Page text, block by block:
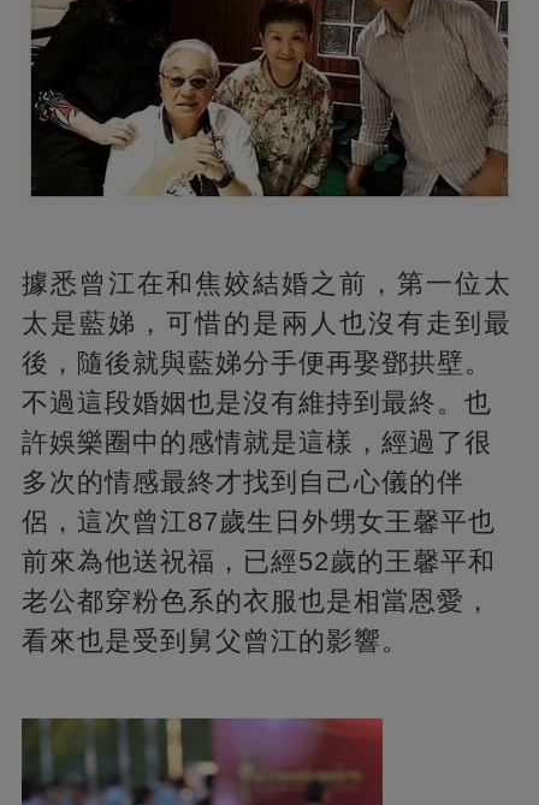
據悉曾江在和焦姣結婚之前，第一位太
太是藍娣，可惜的是兩人也沒有走到最
後，隨後就與藍娣分手便再娶鄧拱壁。
不過這段婚姻也是沒有維持到最終。也
許娛樂圈中的感情就是這樣，經過了很
多次的情感最終才找到自己心儀的伴
侶，這次曾江87歲生日外甥女王馨平也
前來為他送祝福，已經52歲的王馨平和
老公都穿粉色系的衣服也是相當恩愛，
看來也是受到舅父曾江的影響。